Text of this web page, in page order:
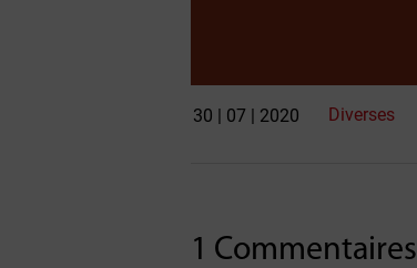
30 | 07 | 2020 Diverses
1 Commentaires